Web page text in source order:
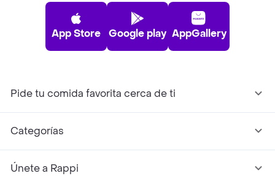
App Store Google play AppGallery
Pide tu comida favorita cerca de ti
Categorías
Únete a Rappi